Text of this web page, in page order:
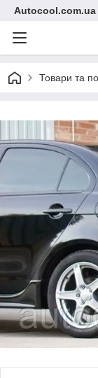
Autocool.com.ua
Товари та